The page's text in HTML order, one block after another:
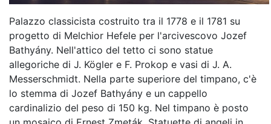
Palazzo classicista costruito tra il 1778 e il 1781 su
progetto di Melchior Hefele per l'arcivescovo Jozef
Bathyány. Nell'attico del tetto ci sono statue
allegoriche di J. Kögler e F. Prokop e vasi di J. A.
Messerschmidt. Nella parte superiore del timpano, c'è
lo stemma di Jozef Bathyány e un cappello
cardinalizio del peso di 150 kg. Nel timpano è posto